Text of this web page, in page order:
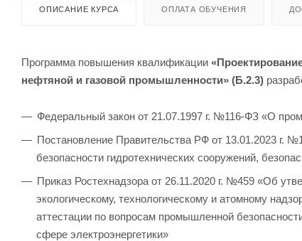
ОПИСАНИЕ КУРСА ОПЛАТА ОБУЧЕНИЯ
Программа повышения квалификации
нефтяной и газовой промышленности» (Б.2.3)
Федеральный закон от 21.07.1997 г. №116-ФЗ «О
Постановление Правительства РФ от 13.01.2023 г.
безопасности гидротехнических сооружений,
Приказ Ростехнадзора от 26.11.2020 г. №459 «Об
экологическому, технологическому и атомному
аттестации по вопросам промышленной
сфере электроэнергетики»